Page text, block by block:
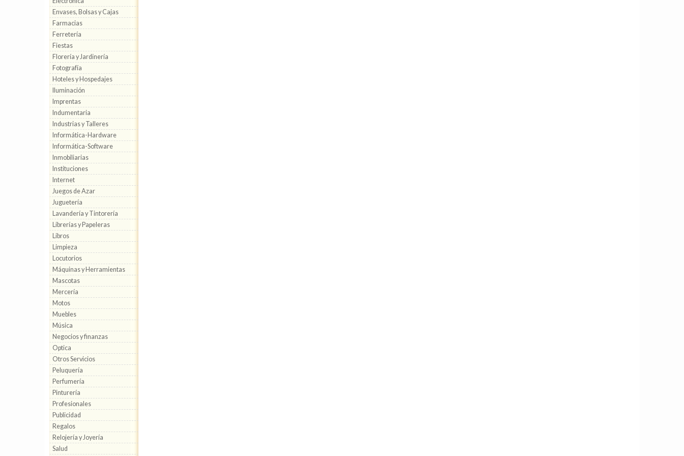
Envases, Bolsas y Cajas
Farmacias
Ferretería
Fiestas
Florería y Jardinería
Fotografía
Hoteles y Hospedajes
Iluminación
Imprentas
Indumentaria
Industrias y Talleres
Informática-Hardware
Informática-Software
Inmobiliarias
Instituciones
Internet
Juegos de Azar
Juguetería
Lavandería y Tintorería
Librerías y Papeleras
Libros
Limpieza
Locutorios
Máquinas y Herramientas
Mascotas
Mercería
Motos
Muebles
Música
Negocios y finanzas
Optica
Otros Servicios
Peluquería
Perfumería
Pinturería
Profesionales
Publicidad
Regalos
Relojería y Joyería
Salud